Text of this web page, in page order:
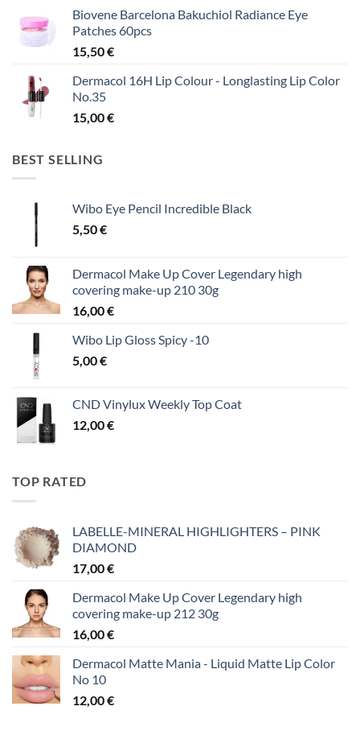
Biovene Barcelona Bakuchiol Radiance Eye
Patches 60pcs
15,50€
Dermacol 16H Lip Colour - Longlasting Lip Color
No.35
15,00€
BEST SELLING
Wibo Eye Pencil Incredible Black
5,50€
Dermacol Make Up Cover Legendary high
covering make-up 210 30g
16,00€
Wibo Lip Gloss Spicy -10
5,00€
CND Vinylux Weekly Top Coat
12,00€
TOP RATED
LABELLE-MINERAL HIGHLIGHTERS – PINK
DIAMOND
17,00€
Dermacol Make Up Cover Legendary high
covering make-up 212 30g
16,00€
Dermacol Matte Mania - Liquid Matte Lip Color
No 10
12,00€